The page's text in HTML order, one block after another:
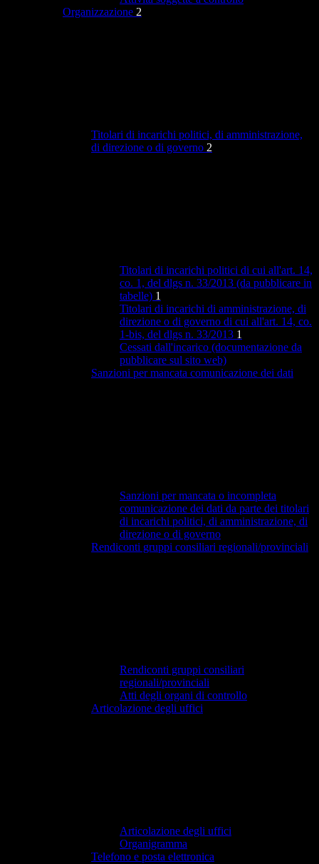
Organizzazione 2
Titolari di incarichi politici, di amministrazione,
di direzione o di governo 2
Titolari di incarichi politici di cui all'art. 14,
co. 1, del dlgs n. 33/2013 (da pubblicare in
tabelle) 1
Titolari di incarichi di amministrazione, di
direzione o di governo di cui all'art. 14, co.
1-bis, del dlgs n. 33/2013 1
Cessati dall'incarico (documentazione da
pubblicare sul sito web)
Sanzioni per mancata comunicazione dei dati
Sanzioni per mancata o incompleta
comunicazione dei dati da parte dei titolari
di incarichi politici, di amministrazione, di
direzione o di governo
Rendiconti gruppi consiliari regionali/provinciali
Rendiconti gruppi consiliari
regionali/provinciali
Atti degli organi di controllo
Articolazione degli uffici
Articolazione degli uffici
Organigramma
Telefono e posta elettronica